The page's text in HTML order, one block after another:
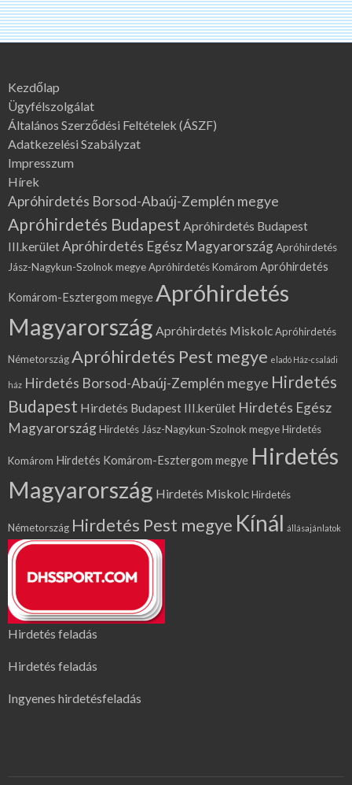
Kezdőlap
Ügyfélszolgálat
Általános Szerződési Feltételek (ÁSZF)
Adatkezelési Szabályzat
Impresszum
Hírek
Apróhirdetés Borsod-Abaúj-Zemplén megye
Apróhirdetés Budapest Apróhirdetés Budapest
III.kerületApróhirdetés Egész MagyarországApróhirdetés
Jász-Nagykun-Szolnok megyeApróhirdetés Komárom Apróhirdetés
Komárom-Esztergom megyeApróhirdetés
Magyarország Apróhirdetés MiskolcApróhirdetés
NémetországApróhirdetés Pest megye eladó Ház-családi
ház Hirdetés Borsod-Abaúj-Zemplén megye Hirdetés
Budapest Hirdetés Budapest III.kerület Hirdetés Egész
MagyarországHirdetés Jász-Nagykun-Szolnok megyeHirdetés
Komárom Hirdetés Komárom-Esztergom megye Hirdetés
Magyarország Hirdetés MiskolcHirdetés
Németország Hirdetés Pest megye Kínál állásajánlatok
Hirdetés feladás
Hirdetés feladás
Ingyenes hirdetésfeladás